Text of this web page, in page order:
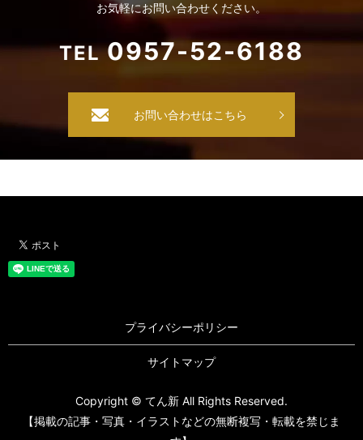
お気軽にお問い合わせください。
TEL0957-52-6188
お問い合わせはこちら
プライバシーポリシー
サイトマップ
Copyright © てん新 All Rights Reserved.
【掲載の記事・写真・イラストなどの無断複写・転載を禁じま